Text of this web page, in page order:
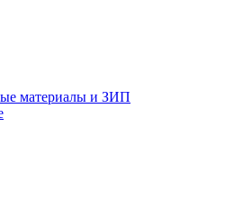
материалы и ЗИП